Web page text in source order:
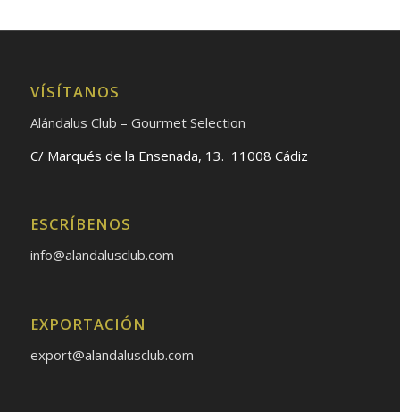
VÍSÍTANOS
Alándalus Club – Gourmet Selection
C/ Marqués de la Ensenada, 13. 11008 Cádiz
ESCRÍBENOS
info@alandalusclub.com
EXPORTACIÓN
export@alandalusclub.com